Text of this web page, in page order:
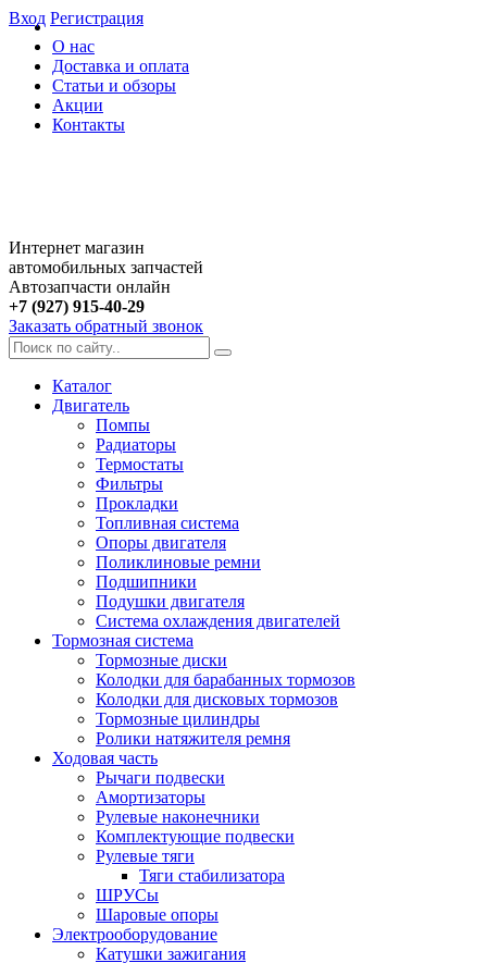
О нас
Доставка и оплата
Статьи и обзоры
Акции
Контакты
Вход Регистрация
Интернет магазин
автомобильных запчастей
Автозапчасти онлайн
+7 (927) 915-40-29
Заказать обратный звонок
Каталог
Двигатель
Помпы
Радиаторы
Термостаты
Фильтры
Прокладки
Топливная система
Опоры двигателя
Поликлиновые ремни
Подшипники
Подушки двигателя
Система охлаждения двигателей
Тормозная система
Тормозные диски
Колодки для барабанных тормозов
Колодки для дисковых тормозов
Тормозные цилиндры
Ролики натяжителя ремня
Ходовая часть
Рычаги подвески
Амортизаторы
Рулевые наконечники
Комплектующие подвески
Рулевые тяги
Тяги стабилизатора
ШРУСы
Шаровые опоры
Электрооборудование
Катушки зажигания